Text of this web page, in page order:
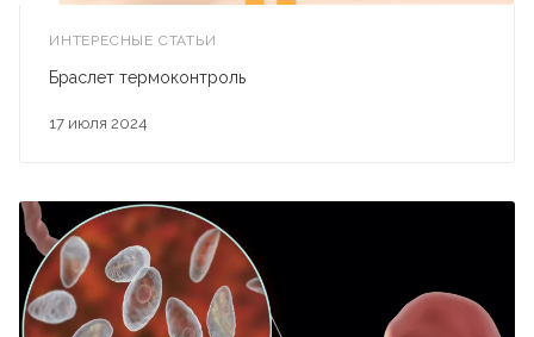
ИНТЕРЕСНЫЕ СТАТЬИ
17 июля 2024
Браслет термоконтроль